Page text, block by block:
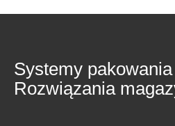
Systemy
Rozwiązania